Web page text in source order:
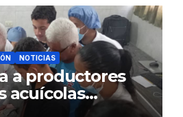
NOTICIAS
a productores
acuícolas
en Barinas